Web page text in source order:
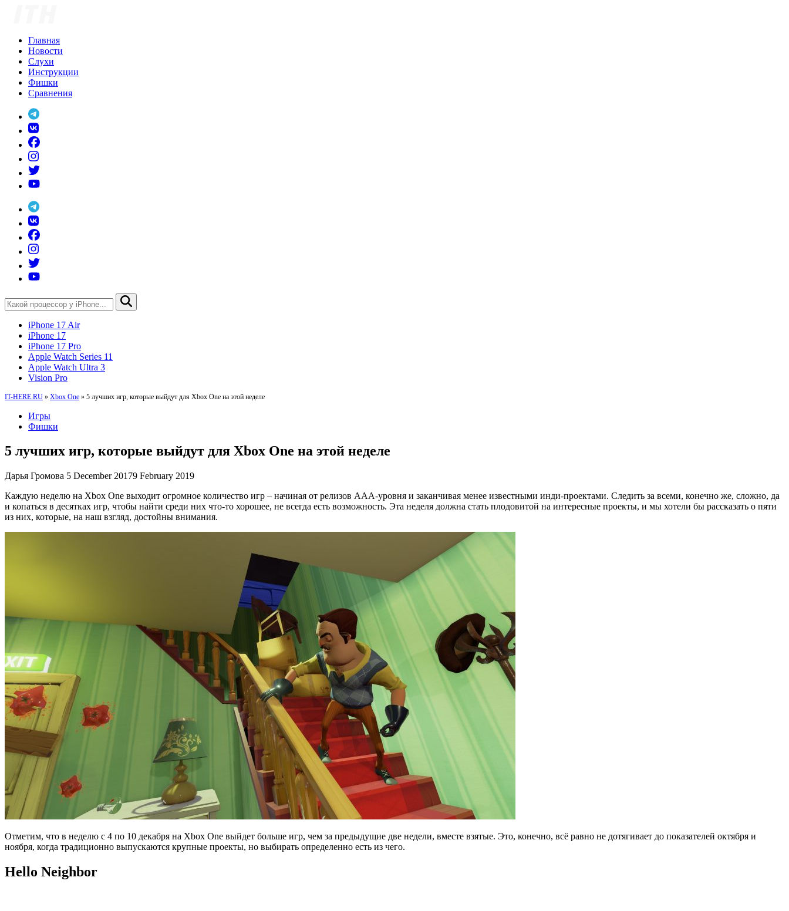
Главная
Новости
Слухи
Инструкции
Фишки
Сравнения
iPhone 17 Air
iPhone 17
iPhone 17 Pro
Apple Watch Series 11
Apple Watch Ultra 3
Vision Pro
IT-HERE.RU » Xbox One » 5 лучших игр, которые выйдут для Xbox One на этой неделе
Игры
Фишки
5 лучших игр, которые выйдут для Xbox One на этой неделе
Дарья Громова 5 December 20179 February 2019
Каждую неделю на Xbox One выходит огромное количество игр – начиная от релизов ААА-уровня и заканчивая менее известными инди-проектами. Следить за всеми, конечно же, сложно, да
и копаться в десятках игр, чтобы найти среди них что-то хорошее, не всегда есть возможность. Эта неделя должна стать плодовитой на интересные проекты, и мы хотели бы рассказать о пяти
из них, которые, на наш взгляд, достойны внимания.
Отметим, что в неделю с 4 по 10 декабря на Xbox One выйдет больше игр, чем за предыдущие две недели, вместе взятые. Это, конечно, всё равно не дотягивает до показателей октября и
ноября, когда традиционно выпускаются крупные проекты, но выбирать определенно есть из чего.
Hello Neighbor